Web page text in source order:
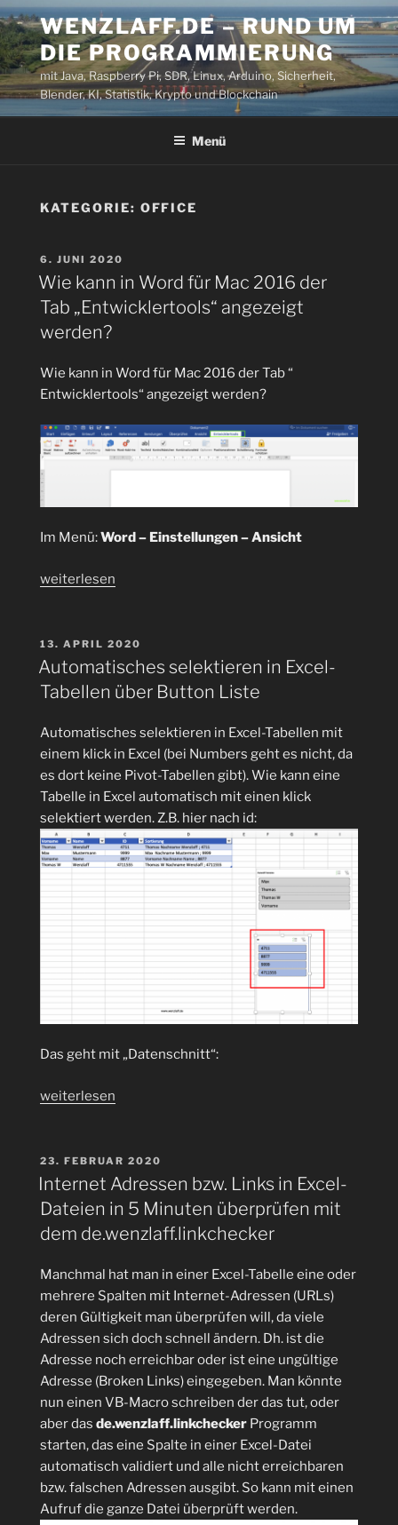
Zum
Inhalt
springen
WENZLAFF.DE – RUND UM
DIE PROGRAMMIERUNG
mit Java, Raspberry Pi, SDR, Linux, Arduino, Sicherheit,
Blender, KI, Statistik, Krypto und Blockchain
Menü
KATEGORIE: OFFICE
VERÖFFENTLICHT
AM
6. JUNI 2020
Wie kann in Word für Mac 2016 der
Tab „Entwicklertools“ angezeigt
werden?
Wie kann in Word für Mac 2016 der Tab “
Entwicklertools“ angezeigt werden?
Im Menü:Word – Einstellungen – Ansicht
„Wie
Word
für
Mac
der
Tab
„Entwicklertools“
angezeigt
werden?“
weiterlesen
VERÖFFENTLICHT
AM
13. APRIL 2020
Automatisches selektieren in Excel-
Tabellen über Button Liste
Automatisches selektieren in Excel-Tabellen mit
einem klick in Excel (bei Numbers geht es nicht, da
es dort keine Pivot-Tabellen gibt). Wie kann eine
Tabelle in Excel automatisch mit einen klick
selektiert werden. Z.B. hier nach id:
Das geht mit „Datenschnitt“:
„Automatisches
Excel-
Tabellen
über
Button
Liste“
weiterlesen
VERÖFFENTLICHT
AM
23. FEBRUAR 2020
Internet Adressen bzw. Links in Excel-
Dateien in 5 Minuten überprüfen mit
dem de.wenzlaff.linkchecker
Manchmal hat man in einer Excel-Tabelle eine oder
mehrere Spalten mit Internet-Adressen (URLs)
deren Gültigkeit man überprüfen will, da viele
Adressen sich doch schnell ändern. Dh. ist die
Adresse noch erreichbar oder ist eine ungültige
Adresse (Broken Links) eingegeben. Man könnte
nun einen VB-Macro schreiben der das tut, oder
aber das de.wenzlaff.linkchecker Programm
starten, das eine Spalte in einer Excel-Datei
automatisch validiert und alle nicht erreichbaren
bzw. falschen Adressen ausgibt. So kann mit einen
Aufruf die ganze Datei überprüft werden.